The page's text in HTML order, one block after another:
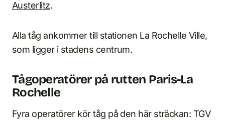
Austerlitz.
Alla tåg ankommer till stationen La Rochelle Ville,
som ligger i stadens centrum.
Tågoperatörer på rutten Paris-La
Rochelle
Fyra operatörer kör tåg på den här sträckan: TGV